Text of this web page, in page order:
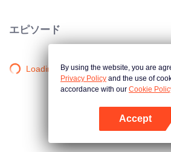
エピソード
Loading…By using the website, you are
Privacy Policy and the use of
accordance with our Cookie
Accept